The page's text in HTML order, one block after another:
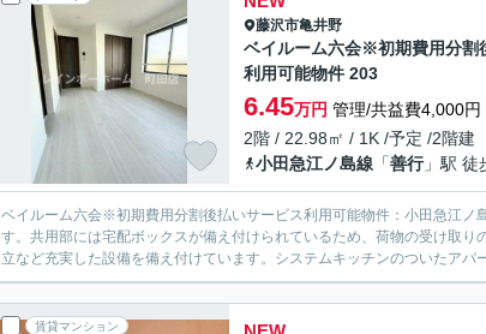
藤沢市亀井野
ベイルーム六会※初期費用分割
利用可能物件 203
6.45万円 管理/共益費4,000円
2階 / 22.98㎡ / 1K /予定 /2階建
小田急江ノ島線 「善行」駅 徒
ベイルーム六会※初期費用分割後払いサービス利用可能物件：小田急江
す。共用部には宅配ボックスが備え付けられているため、荷物の受け取
立など充実した設備を備え付けています。システムキッチンのついたア
賃貸マンション